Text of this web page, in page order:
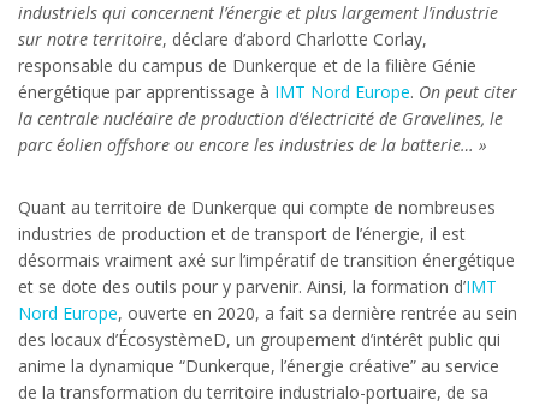
industriels qui concernent l’énergie et plus largement l’industrie
sur notre territoire, déclare d’abord Charlotte Corlay,
responsable du campus de Dunkerque et de la filière Génie
énergétique par apprentissage à IMT Nord Europe. On peut citer
la centrale nucléaire de production d’électricité de Gravelines, le
parc éolien offshore ou encore les industries de la batterie… »
Quant au territoire de Dunkerque qui compte de nombreuses
industries de production et de transport de l’énergie, il est
désormais vraiment axé sur l’impératif de transition énergétique
et se dote des outils pour y parvenir. Ainsi, la formation d’IMT
Nord Europe, ouverte en 2020, a fait sa dernière rentrée au sein
des locaux d’ÉcosystèmeD, un groupement d’intérêt public qui
anime la dynamique “Dunkerque, l’énergie créative” au service
de la transformation du territoire industrialo-portuaire, de sa